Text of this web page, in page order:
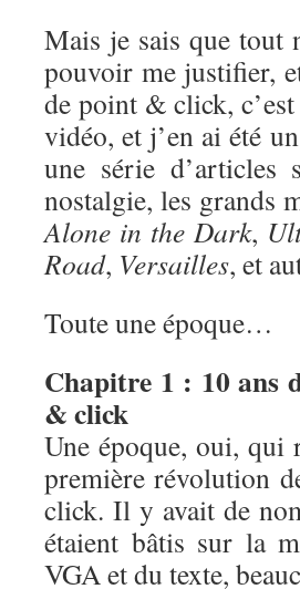
Mais je sais que tout
pouvoir me justifier,
de point & click,
vidéo, et j’en ai été
une série d’articles
nostalgie, les grands
Alone in the Dark,
Road, Versailles, et
Toute une époque…
Chapitre 1 : 10 ans
& click
Une époque, oui, qui
première révolution
click. Il y avait de
étaient bâtis sur la
VGA et du texte,